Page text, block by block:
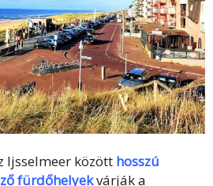
Ijsselmeer között hosszú
fürdőhelyekvárják a